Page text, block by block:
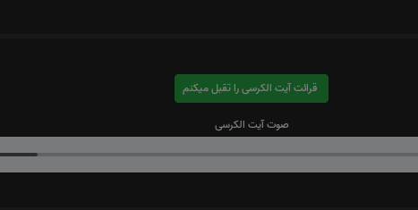
قرائت آیت الکرسی را تقبل میکنم
صوت آیت الکرسی